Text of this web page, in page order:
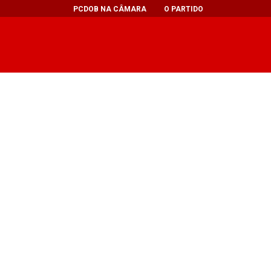
PCDOB NA CÂMARA O PARTIDO